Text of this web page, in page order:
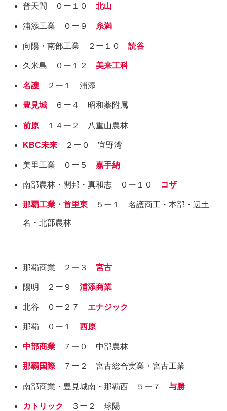
普天間 ０ー１０北山
浦添工業 ０ー９ 糸満
向陽・南部工業 ２ー１０読谷
久米島 ０ー１２ 美来工科
名護 ２ー１ 浦添
豊見城 ６ー４ 昭和薬附属
前原 １４ー２ 八重山農林
KBC未来 ２ー０ 宜野湾
美里工業 ０ー５嘉手納
南部農林・開邦・真和志 ０ー１０ コザ
那覇工業・首里東 ５ー１ 名護商工・本部・辺土
名・北部農林
那覇商業 ２ー３宮古
陽明 ２ー９浦添商業
北谷 ０ー２７ エナジック
那覇 ０ー１西原
中部商業 ７ー０ 中部農林
那覇国際７ー２ 宮古総合実業・宮古工業
南部商業・豊見城南・那覇西 ５ー７与勝
カトリック ３ー２ 球陽